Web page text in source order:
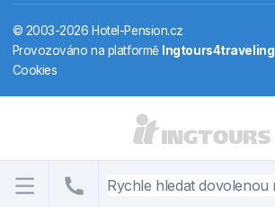
Termály
Chaty a chalupy
DE
© 2003-2026 Hotel-Pension.cz
Provozováno na platformě Ingtours4traveling
Cookies